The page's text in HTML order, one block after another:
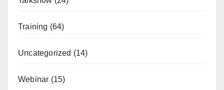
Training (64)
Uncategorized (14)
Webinar (15)